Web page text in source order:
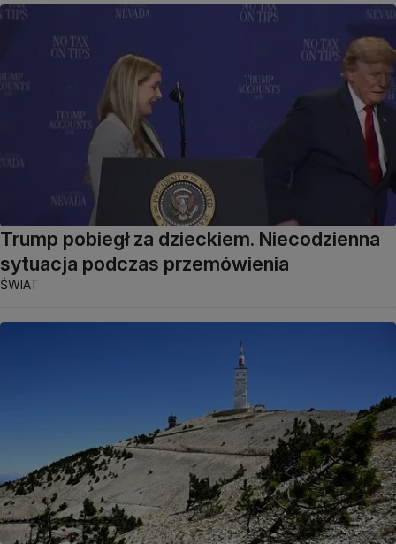
Trump pobiegł za dzieckiem. Niecodzienna
sytuacja podczas przemówienia
ŚWIAT